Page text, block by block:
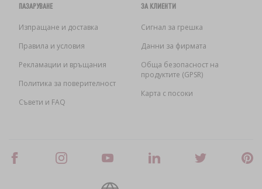
ПАЗАРУВАНЕ
Изпращане и доставка
Правила и условия
Рекламации и връщания
Политика за поверителност
Съвети и FAQ
ЗА КЛИЕНТИ
Сигнал за грешка
Данни за фирмата
Обща безопасност на
продуктите (GPSR)
Карта с посоки